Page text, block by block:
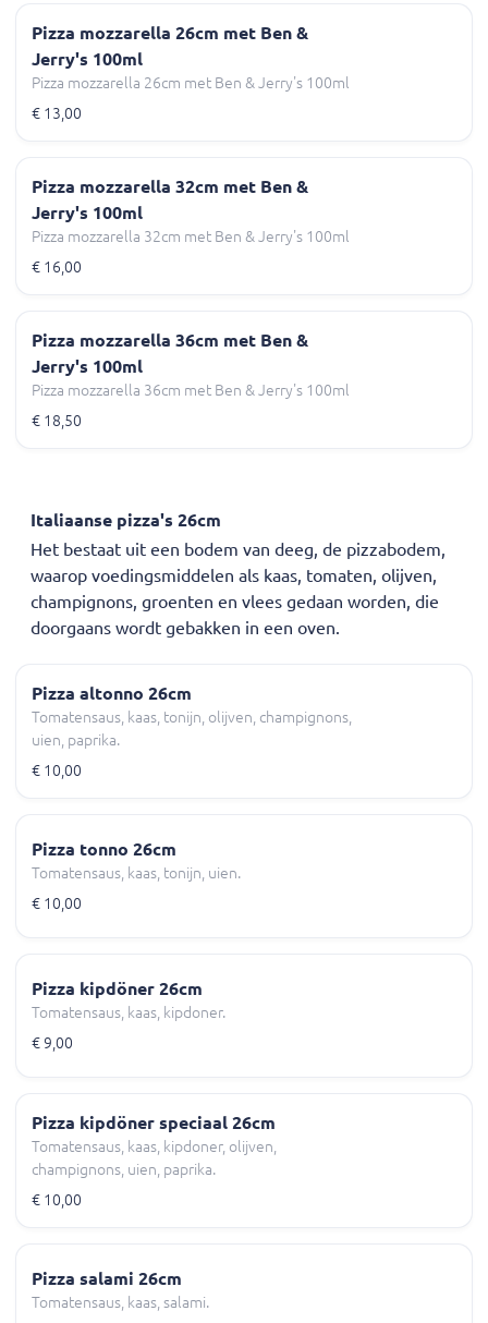
Pizza mozzarella 26cm met Ben &
Jerry's 100ml
Pizza mozzarella 26cm met Ben & Jerry's 100ml
€ 13,00
Pizza mozzarella 32cm met Ben &
Jerry's 100ml
Pizza mozzarella 32cm met Ben & Jerry's 100ml
€ 16,00
Pizza mozzarella 36cm met Ben &
Jerry's 100ml
Pizza mozzarella 36cm met Ben & Jerry's 100ml
€ 18,50
Italiaanse pizza's 26cm
Het bestaat uit een bodem van deeg, de pizzabodem,
waarop voedingsmiddelen als kaas, tomaten, olijven,
champignons, groenten en vlees gedaan worden, die
doorgaans wordt gebakken in een oven.
Pizza altonno 26cm
Tomatensaus, kaas, tonijn, olijven, champignons,
uien, paprika.
€ 10,00
Pizza tonno 26cm
Tomatensaus, kaas, tonijn, uien.
€ 10,00
Pizza kipdöner 26cm
Tomatensaus, kaas, kipdoner.
€ 9,00
Pizza kipdöner speciaal 26cm
Tomatensaus, kaas, kipdoner, olijven,
champignons, uien, paprika.
€ 10,00
Pizza salami 26cm
Tomatensaus, kaas, salami.